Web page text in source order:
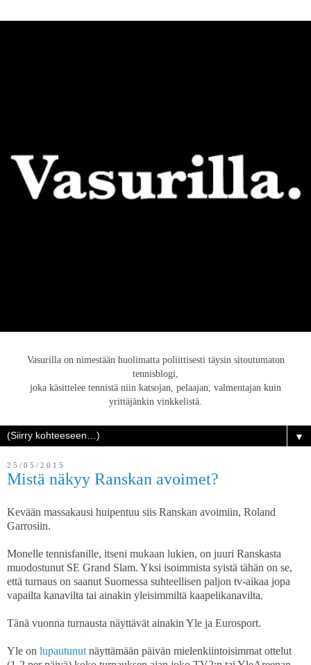
Vasurilla on nimestään huolimatta poliittisesti täysin sitoutumaton
tennisblogi,
joka käsittelee tennistä niin katsojan, pelaajan, valmentajan kuin
yrittäjänkin vinkkelistä.
▼
25/05/2015
Mistä näkyy Ranskan avoimet?
Kevään massakausi huipentuu siis Ranskan avoimiin, Roland
Garrosiin.
Monelle tennisfanille, itseni mukaan lukien, on juuri Ranskasta
muodostunut SE Grand Slam. Yksi isoimmista syistä tähän on se,
että turnaus on saanut Suomessa suhteellisen paljon tv-aikaa jopa
vapailta kanavilta tai ainakin yleisimmiltä kaapelikanavilta.
Tänä vuonna turnausta näyttävät ainakin Yle ja Eurosport.
Yle on lupautunut näyttämään päivän mielenkiintoisimmat ottelut